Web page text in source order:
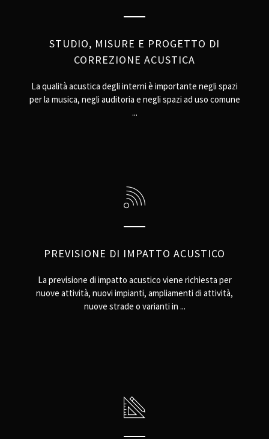
STUDIO, MISURE E PROGETTO DI
CORREZIONE ACUSTICA
La qualità acustica degli interni è importante negli spazi
per la musica, negli auditoria e negli spazi ad uso comune
...
PREVISIONE DI IMPATTO ACUSTICO
La previsione di impatto acustico viene richiesta per
nuove attività, nuovi impianti, ampliamenti di attività,
nuove strade o varianti in ...